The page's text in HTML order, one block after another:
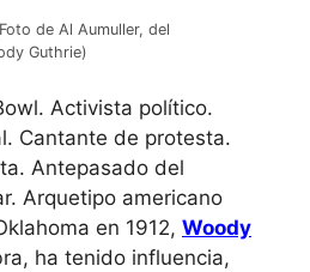
de Al Aumuller, del
Guthrie)
Activista político.
Cantante de protesta.
Antepasado del
Arquetipo americano
en 1912, Woody
ha tenido influencia,